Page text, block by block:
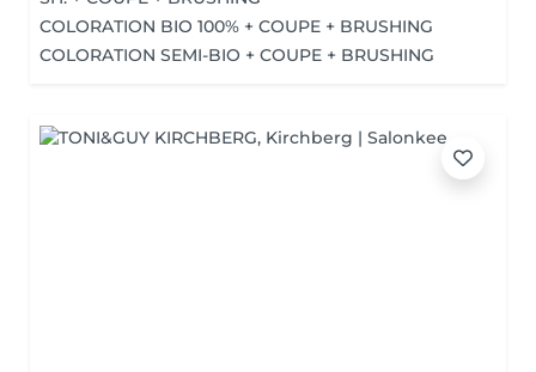
COLORATION BIO 100% + COUPE + BRUSHING
COLORATION SEMI-BIO + COUPE + BRUSHING